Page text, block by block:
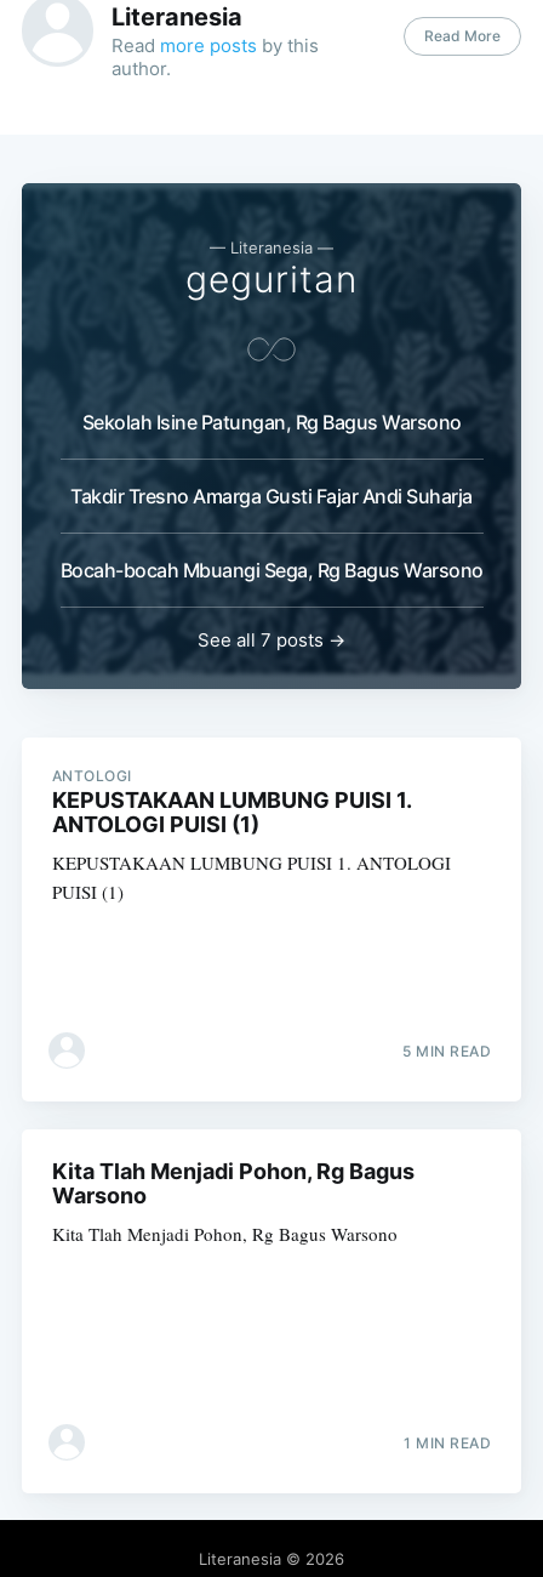
Literanesia
Read more posts by this
author.
Read More
— Literanesia —
geguritan
Sekolah Isine Patungan, Rg Bagus Warsono
Takdir Tresno Amarga Gusti Fajar Andi Suharja
Bocah-bocah Mbuangi Sega, Rg Bagus Warsono
See all 7 posts →
ANTOLOGI
KEPUSTAKAAN LUMBUNG PUISI 1.
ANTOLOGI PUISI (1)
KEPUSTAKAAN LUMBUNG PUISI 1. ANTOLOGI
PUISI (1)
5 MIN READ
Kita Tlah Menjadi Pohon, Rg Bagus
Warsono
Kita Tlah Menjadi Pohon, Rg Bagus Warsono
1 MIN READ
Literanesia © 2026